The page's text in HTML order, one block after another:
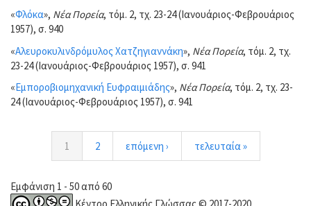
«Φλόκα», Νέα Πορεία, τόμ. 2, τχ. 23-24 (Ιανουάριος-Φεβρουάριος
1957), σ. 940
«Αλευροκυλινδρόμυλος Χατζηγιαννάκη», Νέα Πορεία, τόμ. 2, τχ.
23-24 (Ιανουάριος-Φεβρουάριος 1957), σ. 941
«Εμποροβιομηχανική Ευφραιμιάδης», Νέα Πορεία, τόμ. 2, τχ. 23-
24 (Ιανουάριος-Φεβρουάριος 1957), σ. 941
1 2 επόμενη › τελευταία »
Εμφάνιση 1 - 50 από 60
Κέντρο Ελληνικής Γλώσσας © 2017-2020